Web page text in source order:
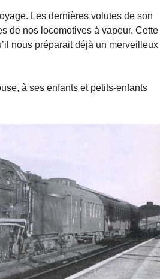
Les dernières volutes de son
de nos locomotives à vapeur. Cette
nous préparait déjà un merveilleux
à ses enfants et petits-enfants